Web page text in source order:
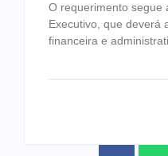
O requerimento segue
Executivo, que deverá
financeira e